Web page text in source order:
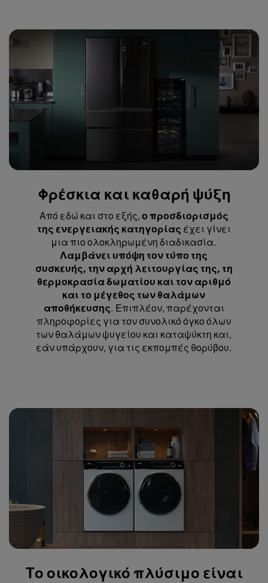
Φρέσκια και καθαρή ψύξη
Από εδώ και στο εξής, ο προσδιορισμός
της ενεργειακής κατηγορίας έχει γίνει
μια πιο ολοκληρωμένη διαδικασία.
Λαμβάνει υπόψη τον τύπο της
συσκευής, την αρχή λειτουργίας της, τη
θερμοκρασία δωματίου και τον αριθμό
και το μέγεθος των θαλάμων
αποθήκευσης. Επιπλέον, παρέχονται
πληροφορίες για τον συνολικό όγκο όλων
των θαλάμων ψυγείου και καταψύκτη και,
εάν υπάρχουν, για τις εκπομπές θορύβου.
Το οικολογικό πλύσιμο είναι